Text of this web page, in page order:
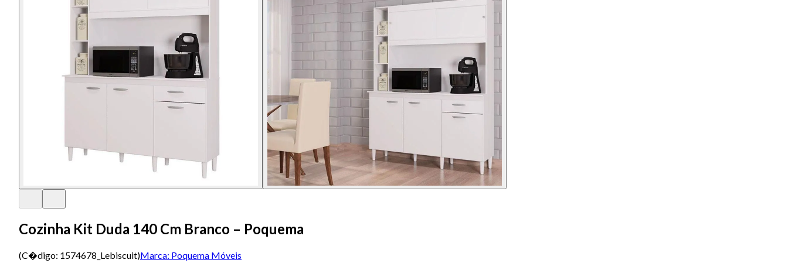
Cozinha Kit Duda 140 Cm Branco – Poquema
(C�digo: 1574678_Lebiscuit)Marca: Poquema Móveis